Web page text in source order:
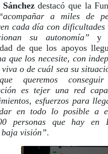
destacó que la
acompañar a miles de
cada día con dificultades
su autonomía” y
de que los apoyos
que los necesite, con
viva o de cuál sea su
queremos
es tejer una red
esfuerzos para
en todo lo posible a
personas que hay en
visión”.